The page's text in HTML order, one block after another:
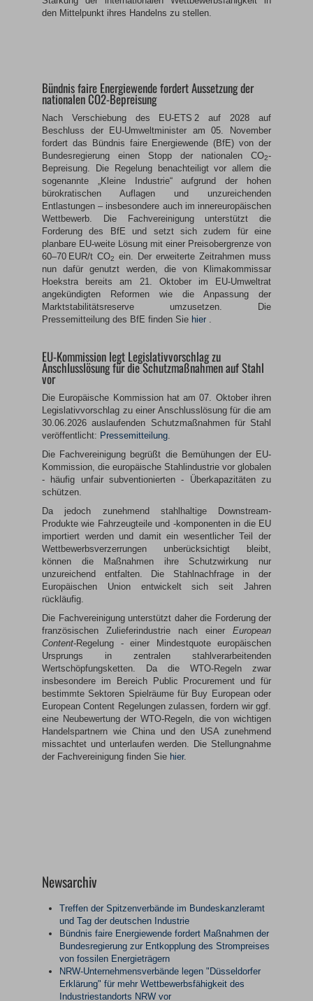
den Mittelpunkt ihres Handelns zu stellen.
Bündnis faire Energiewende fordert Aussetzung der
nationalen CO2-Bepreisung
Nach Verschiebung des EU-ETS 2 auf 2028 auf
Beschluss der EU-Umweltminister am 05. November
fordert das Bündnis faire Energiewende (BfE) von der
Bundesregierung einen Stopp der nationalen CO2-
Bepreisung. Die Regelung benachteiligt vor allem die
sogenannte „Kleine Industrie“ aufgrund der hohen
bürokratischen Auflagen und unzureichenden
Entlastungen – insbesondere auch im innereuropäischen
Wettbewerb. Die Fachvereinigung unterstützt die
Forderung des BfE und setzt sich zudem für eine
planbare EU-weite Lösung mit einer Preisobergrenze von
60–70 EUR/t CO2
ein. Der erweiterte Zeitrahmen muss
nun dafür genutzt werden, die von Klimakommissar
Hoekstra bereits am 21. Oktober im EU-Umweltrat
angekündigten Reformen wie die Anpassung der
Marktstabilitätsreserve umzusetzen. Die
Pressemitteilung des BfE finden Sie hier
EU-Kommission legt Legislativvorschlag zu
Anschlusslösung für die Schutzmaßnahmen auf Stahl
vor
Die Europäische Kommission hat am 07. Oktober ihren
Legislativvorschlag zu einer Anschlusslösung für die am
30.06.2026 auslaufenden Schutzmaßnahmen für Stahl
veröffentlicht: Pressemitteilung
Die Fachvereinigung begrüßt die Bemühungen der EU-
Kommission, die europäische Stahlindustrie vor globalen
- häufig unfair subventionierten - Überkapazitäten zu
schützen.
Da jedoch zunehmend stahlhaltige Downstream-
Produkte wie Fahrzeugteile und -komponenten in die EU
importiert werden und damit ein wesentlicher Teil der
Wettbewerbsverzerrungen unberücksichtigt bleibt,
können die Maßnahmen ihre Schutzwirkung nur
unzureichend entfalten. Die Stahlnachfrage in der
Europäischen Union entwickelt sich seit Jahren
rückläufig.
Die Fachvereinigung unterstützt daher die Forderung der
französischen Zulieferindustrie nach einer European
Content-Regelung - einer Mindestquote europäischen
Ursprungs in zentralen stahlverarbeitenden
Wertschöpfungsketten. Da die WTO-Regeln zwar
insbesondere im Bereich Public Procurement und für
bestimmte Sektoren Spielräume für Buy European oder
European Content Regelungen zulassen, fordern wir ggf.
eine Neubewertung der WTO-Regeln, die von wichtigen
Handelspartnern wie China und den USA zunehmend
missachtet und unterlaufen werden. Die Stellungnahme
der Fachvereinigung finden Sie hier.
Newsarchiv
Treffen der Spitzenverbände im Bundeskanzleramt
und Tag der deutschen Industrie
Bündnis faire Energiewende fordert Maßnahmen der
Bundesregierung zur Entkopplung des Strompreises
von fossilen Energieträgern
NRW-Unternehmensverbände legen "Düsseldorfer
Erklärung" für mehr Wettbewerbsfähigkeit des
Industriestandorts NRW vor